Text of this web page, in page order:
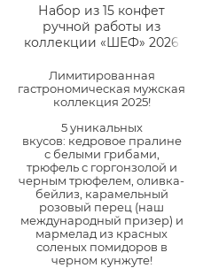
Набор из 15 конфет
ручной работы из
коллекции «ШЕФ» 2026
Лимитированная
гастрономическая мужская
коллекция 2025!
5 уникальных
вкусов: кедровое пралине
с белыми грибами,
трюфель с горгонзолой и
черным трюфелем, оливка-
бейлиз, карамельный
розовый перец (наш
международный призер) и
мармелад из красных
соленых помидоров в
черном кунжуте!